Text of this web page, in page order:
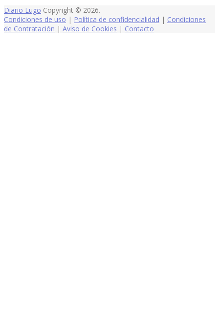
Diario Lugo Copyright © 2026.
Condiciones de uso | Política de confidencialidad | Condiciones
de Contratación | Aviso de Cookies | Contacto